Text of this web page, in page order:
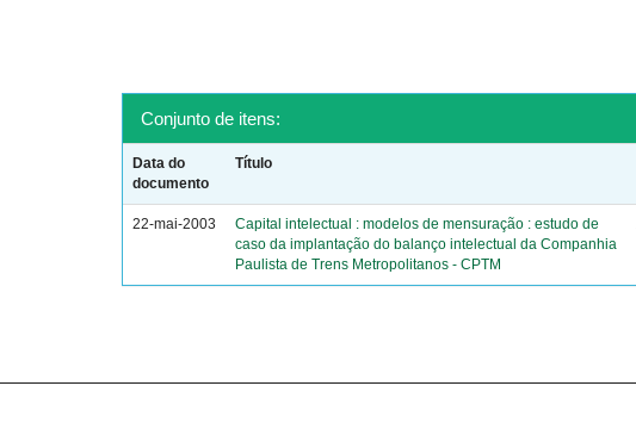
Conjunto de itens:
Data do
documento
Título
22-mai-2003
Capital intelectual : modelos de mensuração : estudo de
caso da implantação do balanço intelectual da Companhia
Paulista de Trens Metropolitanos - CPTM